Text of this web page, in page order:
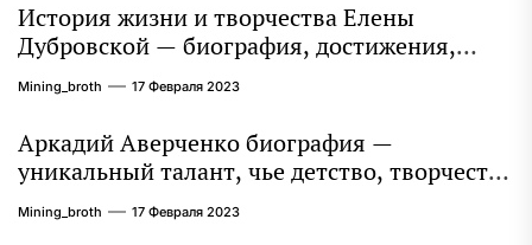
История жизни и творчества Елены
Дубровской — биография, достижения,
интересные факты
Mining_broth 17 Февраля 2023
Аркадий Аверченко биография —
уникальный талант, чье детство, творчество
и литературное наследие продолжают
восхищать миллионы
Mining_broth 17 Февраля 2023